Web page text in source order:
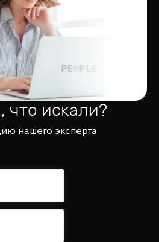
что искали?
нашего эксперта